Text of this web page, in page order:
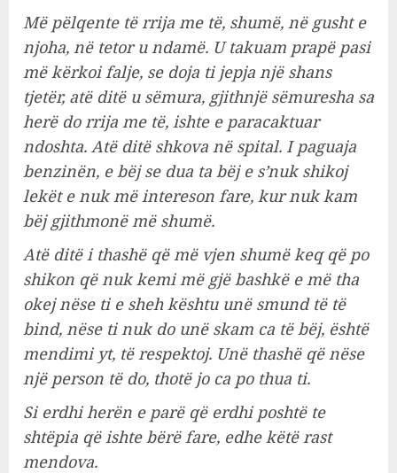
Më pëlqente të rrija me të, shumë, në gusht e
njoha, në tetor u ndamë. U takuam prapë pasi
më kërkoi falje, se doja ti jepja një shans
tjetër, atë ditë u sëmura, gjithnjë sëmuresha sa
herë do rrija me të, ishte e paracaktuar
ndoshta. Atë ditë shkova në spital. I paguaja
benzinën, e bëj se dua ta bëj e s’nuk shikoj
lekët e nuk më intereson fare, kur nuk kam
bëj gjithmonë më shumë.
Atë ditë i thashë që më vjen shumë keq që po
shikon që nuk kemi më gjë bashkë e më tha
okej nëse ti e sheh kështu unë smund të të
bind, nëse ti nuk do unë skam ca të bëj, është
mendimi yt, të respektoj. Unë thashë që nëse
një person të do, thotë jo ca po thua ti.
Si erdhi herën e parë që erdhi poshtë te
shtëpia që ishte bërë fare, edhe këtë rast
mendova.